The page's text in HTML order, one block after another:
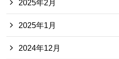
2025年2月
2025年1月
2024年12月